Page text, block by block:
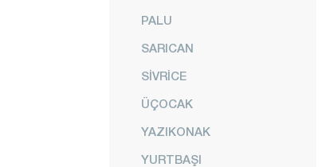
PALU
SARICAN
SİVRİCE
ÜÇOCAK
YAZIKONAK
YURTBAŞI